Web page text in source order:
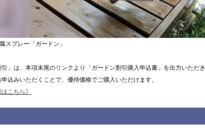
スプレー「ガードン」
引」は、本項末尾のリンクより「ガードン割引購入申込書」を出力いただき
込みいただくことで、優待価格でご購入いただけます。
こちら》